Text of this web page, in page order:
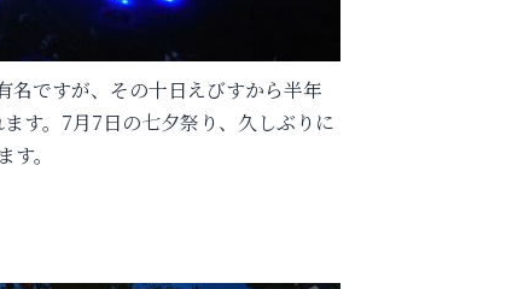
名ですが、その十日えびすから半年
す。7月7日の七夕祭り、久しぶりに
。